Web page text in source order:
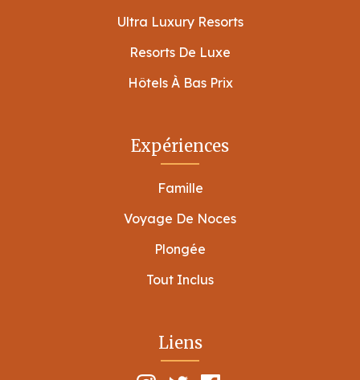
Ultra Luxury Resorts
Resorts De Luxe
Hôtels À Bas Prix
Expériences
Famille
Voyage De Noces
Plongée
Tout Inclus
Liens